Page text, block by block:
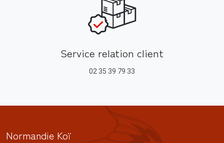
Service relation client
02 35 39 79 33
Normandie Koï